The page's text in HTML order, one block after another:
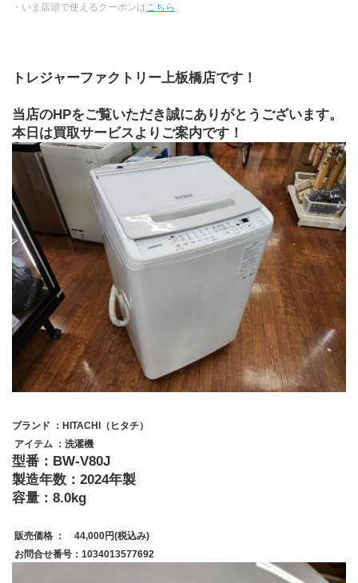
・いま店頭で使えるクーポンは こちら
トレジャーファクトリー上板橋店です！
当店のHPをご覧いただき誠にありがとうございます。
本日は買取サービスよりご案内です！
ブランド ：HITACHI（ヒタチ）
アイテム ：洗濯機
型番：BW-V80J
製造年数：2024年製
容量：8.0kg
販売価格 ：　44,000円(税込み)
お問合せ番号：1034013577692